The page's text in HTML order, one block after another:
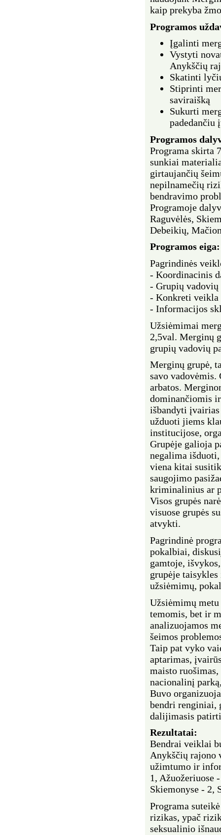
kaip prekyba
Programos
Įgalinti
Vystyti
Anykščių
Skatinti
Stiprinti
saviraišką
Sukurti
padedančiu
Programos
Programa skirta
sunkiai
girtaujančių
nepilnamečių
bendravimo
Programoje
Raguvėlės,
Debeikių,
Programos
Pagrindinės
- Koordinacinis
- Grupių
- Konkreti veikla
- Informacijos
Užsiėmimai
2,5val. Merginų
grupių vadovių
Merginų grupė,
savo
arbatos.
dominančiomis
išbandyti
užduoti jiems
institucijose,
Grupėje galioja
negalima
viena kitai
saugojimo
kriminalinius ar
Visos grupės
visuose grupės
atvykti.
Pagrindinė
pokalbiai,
gamtoje,
grupėje
užsiėmimų,
Užsiėmimų
temomis, bet ir
analizuojamos
šeimos
Taip pat vyko
aptarimas,
maisto
nacionalinį
Buvo
bendri renginiai,
dalijimasis
Rezultatai:
Bendrai veiklai
Anykščių rajono
užimtumo ir
1, Ažuožeriuose
Skiemonyse - 2,
Programa
rizikas, ypač
seksualinio